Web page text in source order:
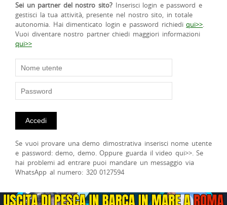
Sei un partner del nostro sito? Inserisci login e password e
gestisci la tua attività, presente nel nostro sito, in totale
autonomia. Hai dimenticato login e password richiediqui>>.
Vuoi diventare nostro partner chiedi maggiori informazioni
qui>>
Se vuoi provare una demo dimostrativa inserisci nome utente
e password: demo, demo. Oppure guarda il video qui>>. Se
hai problemi ad entrare puoi mandare un messaggio via
WhatsApp al numero: 320 0127594